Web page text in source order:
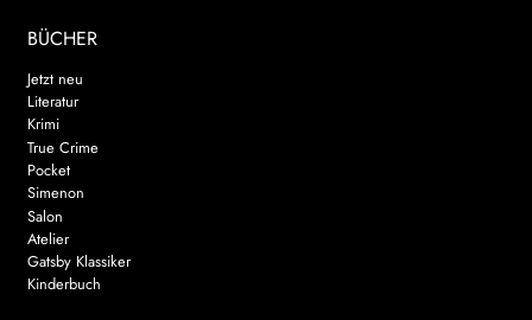
BÜCHER
Jetzt neu
Literatur
Krimi
True Crime
Pocket
Simenon
Salon
Atelier
Gatsby Klassiker
Kinderbuch